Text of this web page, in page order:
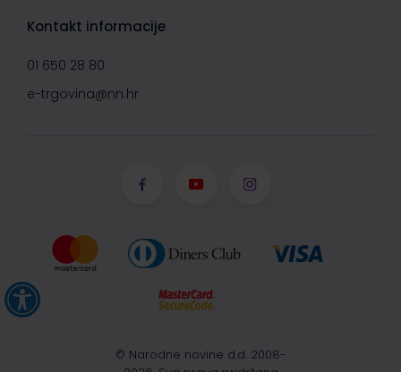
Kontakt informacije
01 650 28 80
e-trgovina@nn.hr
© Narodne novine d.d. 2008-